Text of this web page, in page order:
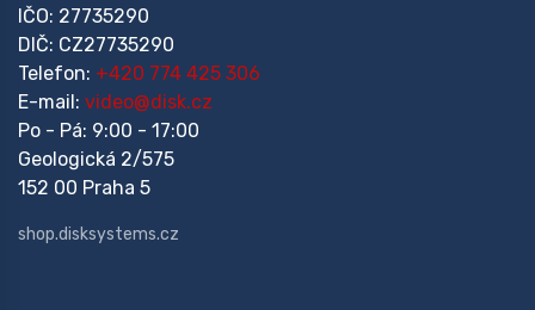
IČO: 27735290
DIČ: CZ27735290
Telefon: +420 774 425 306
E-mail: video@disk.cz
Po - Pá: 9:00 - 17:00
Geologická 2/575
152 00 Praha 5
shop.disksystems.cz